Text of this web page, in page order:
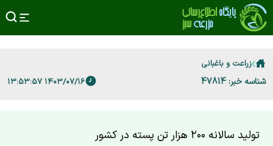
زراعت و باغبانی
شناسه خبر: 47814 ۱۴۰۳/۰۷/۱۶ ۱۳:۵۳:۵۷
تولید سالانه ۲۰۰ هزار تن پسته در کشور